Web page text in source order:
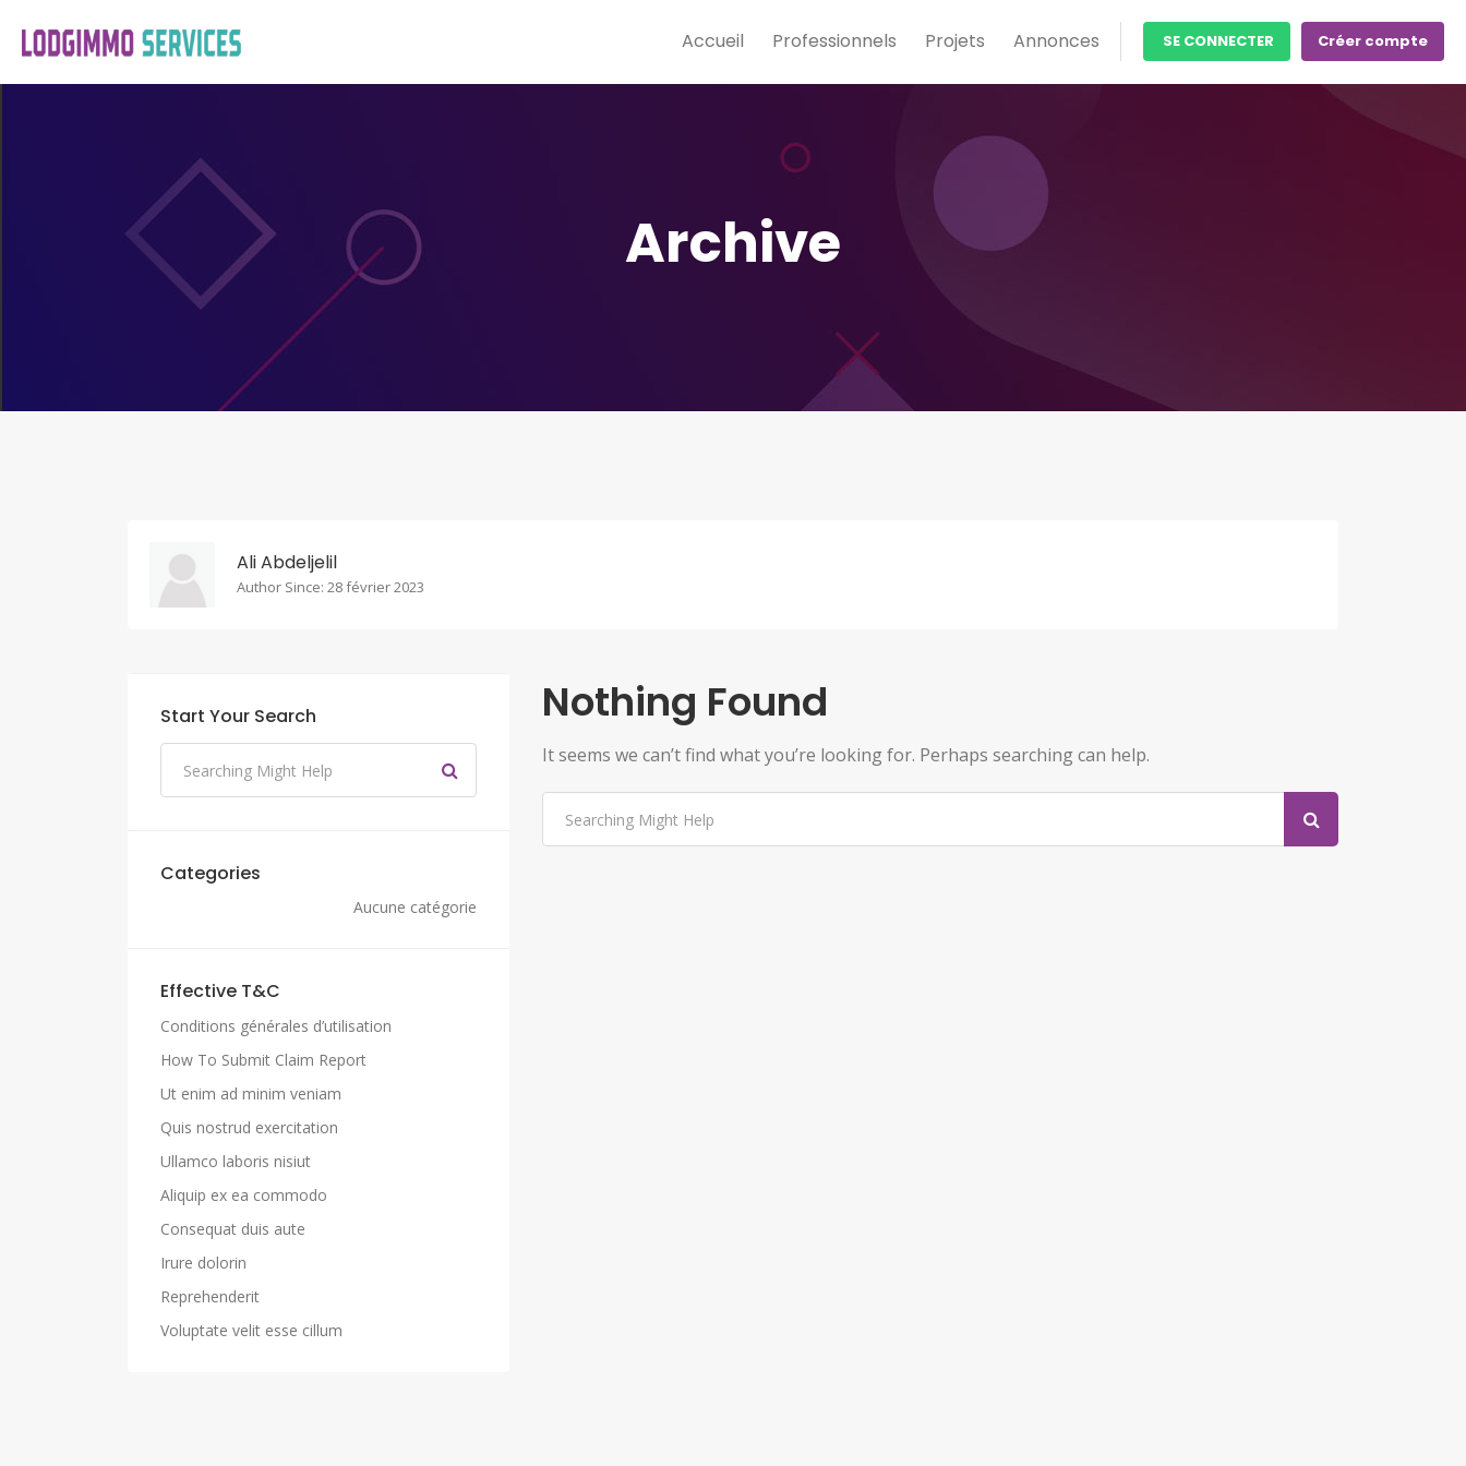
Accueil Professionnels Projets Annonces SE CONNECTER Créer compte
Archive
Ali Abdeljelil
Author Since: 28 février 2023
Nothing Found
It seems we can’t find what you’re looking for. Perhaps searching can help.
Start Your Search
Categories
Aucune catégorie
Effective T&C
Conditions générales d’utilisation
How To Submit Claim Report
Ut enim ad minim veniam
Quis nostrud exercitation
Ullamco laboris nisiut
Aliquip ex ea commodo
Consequat duis aute
Irure dolorin
Reprehenderit
Voluptate velit esse cillum